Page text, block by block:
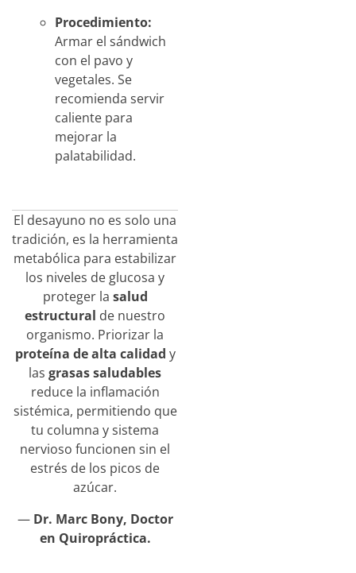
Procedimiento:
Armar el sándwich
con el pavo y
vegetales. Se
recomienda servir
caliente para
mejorar la
palatabilidad.
El desayuno no es solo una
tradición, es la herramienta
metabólica para estabilizar
los niveles de glucosa y
proteger la salud
estructural de nuestro
organismo. Priorizar la
proteína de alta calidad y
las grasas saludables
reduce la inflamación
sistémica, permitiendo que
tu columna y sistema
nervioso funcionen sin el
estrés de los picos de
azúcar.
— Dr. Marc Bony, Doctor
en Quiropráctica.